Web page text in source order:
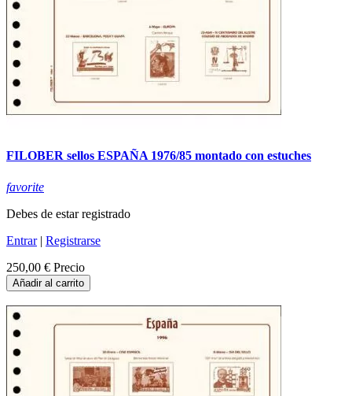
FILOBER sellos ESPAÑA 1976/85 montado con estuches
favorite
Debes de estar registrado
Entrar| Registrarse
250,00 € Precio
Añadir al carrito